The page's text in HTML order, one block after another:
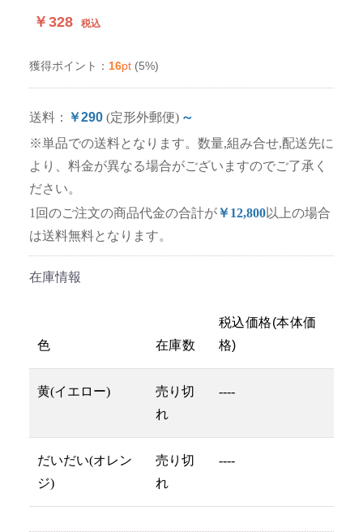
￥328 税込
獲得ポイント： 16pt (5%)
送料： ￥290 (定形外郵便) ～
※単品での送料となります。数量,組み合せ,配送先に
より、料金が異なる場合がございますのでご了承く
ださい。
1回のご注文の商品代金の合計が￥12,800以上の場合
は送料無料となります。
在庫情報
色 在庫数
税込価格(本体価
格)
黄(イエロー)
売り切
れ
----
だいだい(オレン
ジ)
売り切
れ
----